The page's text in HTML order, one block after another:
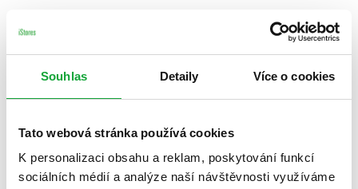
Souhlas Detaily Více o cookies
Tato webová stránka používá cookies
K personalizaci obsahu a reklam, poskytování funkcí
sociálních médií a analýze naší návštěvnosti využíváme